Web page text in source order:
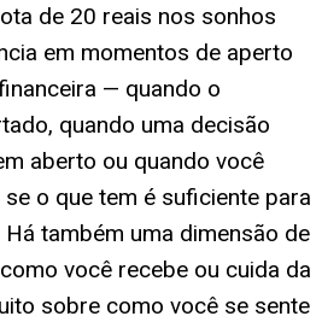
de 20 reais nos sonhos
em momentos de aperto
— quando o
quando uma decisão
aberto ou quando você
o que tem é suficiente para
também uma dimensão de
você recebe ou cuida da
sobre como você se sente